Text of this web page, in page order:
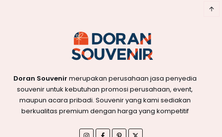
Doran Souvenir merupakan perusahaan jasa penyedia
souvenir untuk kebutuhan promosi perusahaan, event,
maupun acara pribadi. Souvenir yang kami sediakan
berkualitas premium dengan harga yang kompetitif